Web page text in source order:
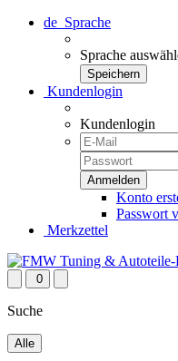
de Sprache
Sprache
Kundenlogin
Kundenlogin
Konto
Passwort
Merkzettel
0
Suche
Alle